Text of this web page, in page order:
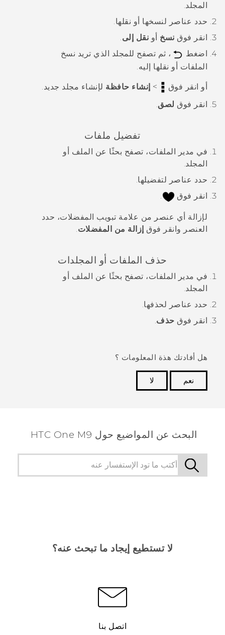
المجلد.
حدد عناصر لنسخها أو نقلها.
انقر فوق نسخ أو نقل إلى.
اضغط
، ثم تصفح للمجلد الذي تريد نسخ
الملفات أو نقلها إليه.
أو انقر فوق > إنشاء حافظة لإنشاء مجلد جديد.
انقر فوق لصق.
تفضيل ملفات
في مدير الملفات، تصفح بحثًا عن الملف أو
المجلد.
حدد عناصر لتفضيلها.
انقر فوق
.
لإزالة أي عنصر من علامة تبويب المفضلات، حدد
العنصر وانقر فوق إزالة من المفضلات
حذف الملفات أو المجلدات
في مدير الملفات، تصفح بحثًا عن الملف أو
المجلد.
حدد عناصر لحذفها.
انقر فوق حذف.
هل أفادتك هذة المعلومات ؟
نعم
لا
البحث عن المواضيع حول HTC One M9
لا تستطيع إيجاد ما تبحث عنه؟
اتصل بنا